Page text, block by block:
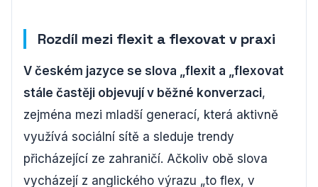
Rozdíl mezi flexit a flexovat v praxi
V českém jazyce se slova „flexit a „flexovat
stále častěji objevují v běžné konverzaci,
zejména mezi mladší generací, která aktivně
využívá sociální sítě a sleduje trendy
přicházející ze zahraničí. Ačkoliv obě slova
vycházejí z anglického výrazu „to flex, v